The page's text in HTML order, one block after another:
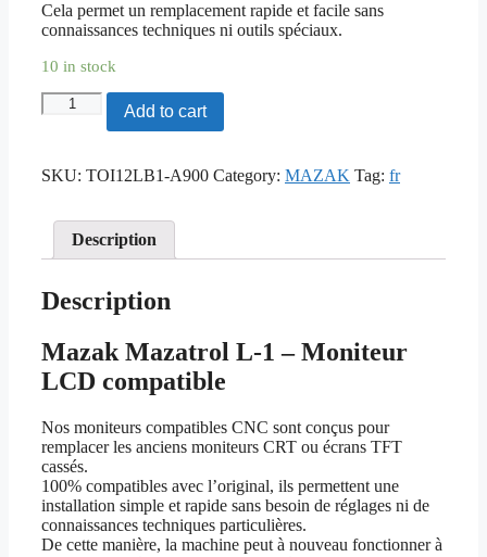
Cela permet un remplacement rapide et facile sans
connaissances techniques ni outils spéciaux.
10 in stock
Mazak
Mazatrol
-
LCD
compatible
quantity
Add to cart
SKU: TOI12LB1-A900 Category: MAZAK Tag: fr
Description
Description
Mazak Mazatrol L-1 – Moniteur
LCD compatible
Nos moniteurs compatibles CNC sont conçus pour
remplacer les anciens moniteurs CRT ou écrans TFT
cassés.
100% compatibles avec l’original, ils permettent une
installation simple et rapide sans besoin de réglages ni de
connaissances techniques particulières.
De cette manière, la machine peut à nouveau fonctionner à